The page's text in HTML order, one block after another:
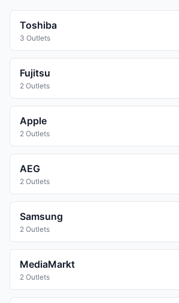
Toshiba
3 Outlets
Fujitsu
2 Outlets
Apple
2 Outlets
AEG
2 Outlets
Samsung
2 Outlets
MediaMarkt
2 Outlets